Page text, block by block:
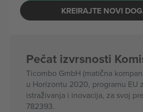
KREIRAJTE NOVI
Pečat izvrsnosti
Ticombo GmbH (matična
u Horizontu 2020, programu EU
istraživanja i inovacija, za svoj
782393.